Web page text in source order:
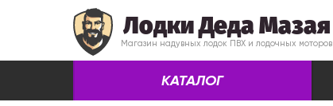
Лодки Деда Мазая
Магазин надувных лодок ПВХ и лодочных моторов
КАТАЛОГ